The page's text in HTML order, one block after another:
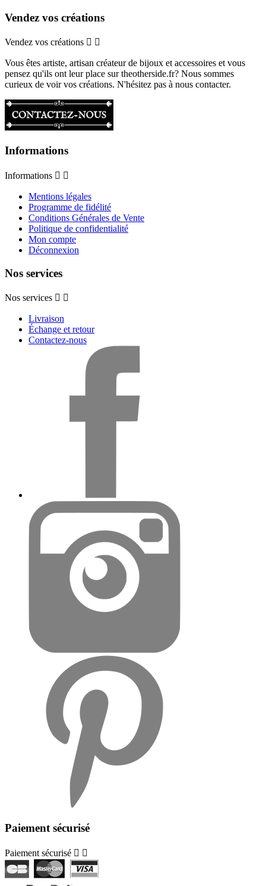
Vendez vos créations
Vendez vos créations  
Vous êtes artiste, artisan créateur de bijoux et accessoires et vous
pensez qu'ils ont leur place sur theotherside.fr? Nous sommes
curieux de voir vos créations. N'hésitez pas à nous contacter.
Informations
Informations  
Mentions légales
Programme de fidélité
Conditions Générales de Vente
Politique de confidentialité
Mon compte
Déconnexion
Nos services
Nos services  
Livraison
Échange et retour
Contactez-nous
Paiement sécurisé
Paiement sécurisé  